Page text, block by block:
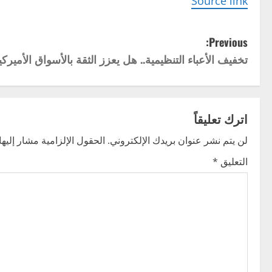
P
o
s
t
n
a
Previous:
تخفيف الأعباء التنظيمية.. هل يعزز الثقة بالأسواق
اترك تعليقاً
لن يتم نشر عنوان بريدك الإلكتروني. الحقول الإلزامية مشار
التعليق *